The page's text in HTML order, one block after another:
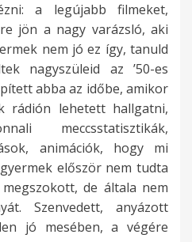
a legújabb filmeket,
jön a nagy varázsló, aki
nem jó ez így, tanuld
nagyszüleid az ’50-es
abba az időbe, amikor
rádión lehetett hallgatni,
meccsstatisztikák,
animációk, hogy mi
először nem tudta
de általa nem
Szenvedett, anyázott
jó mesében, a végére